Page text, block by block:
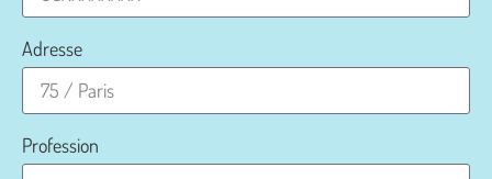
Adresse
Profession